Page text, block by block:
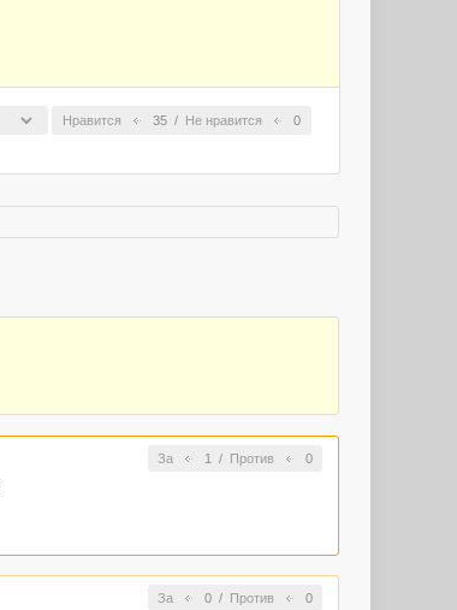
Нравится 35 / Не нравится 0
За 1 / Против 0
За 0/ Против 0